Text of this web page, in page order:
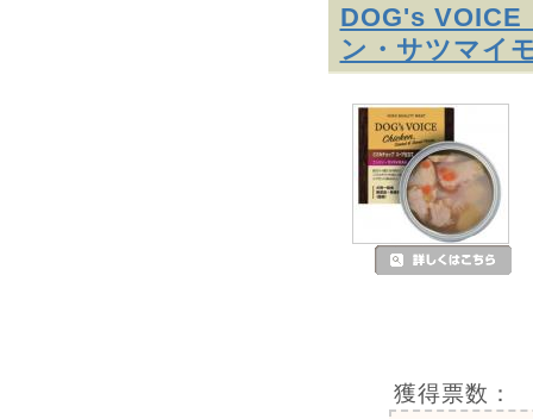
DOG's
ン・サツマイ
獲得票数：